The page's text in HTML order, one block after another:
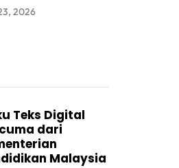
2026
Teks Digital
dari
Malaysia